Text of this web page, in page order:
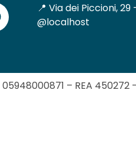
📍 Via dei Piccioni,
@localhost
05948000871 – REA 450272